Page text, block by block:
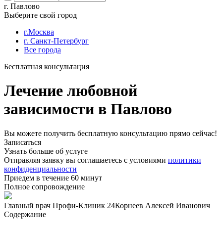
г. Павлово
Выберите свой город
г.Москва
г. Санкт-Петербург
Все города
Бесплатная консультация
Лечение любовной
зависимости в Павлово
Вы можете получить бесплатную консультацию прямо сейчас!
Записаться
Узнать больше об услуге
Отправляя заявку вы соглашаетесь с условиями политики
конфиденциальности
Приедем в течение 60 минут
Полное сопровождение
Главный врач Профи-Клиник 24Корнеев Алексей Иванович
Содержание